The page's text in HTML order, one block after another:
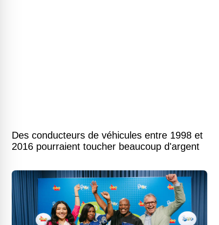
Des conducteurs de véhicules entre 1998 et
2016 pourraient toucher beaucoup d'argent